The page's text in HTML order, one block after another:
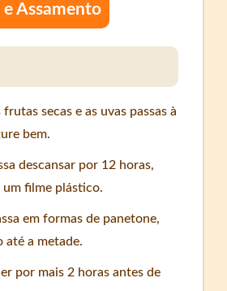
Assamento
secas e as uvas passas à
bem.
descansar por 12 horas,
filme plástico.
em formas de panetone,
até a metade.
por mais 2 horas antes de